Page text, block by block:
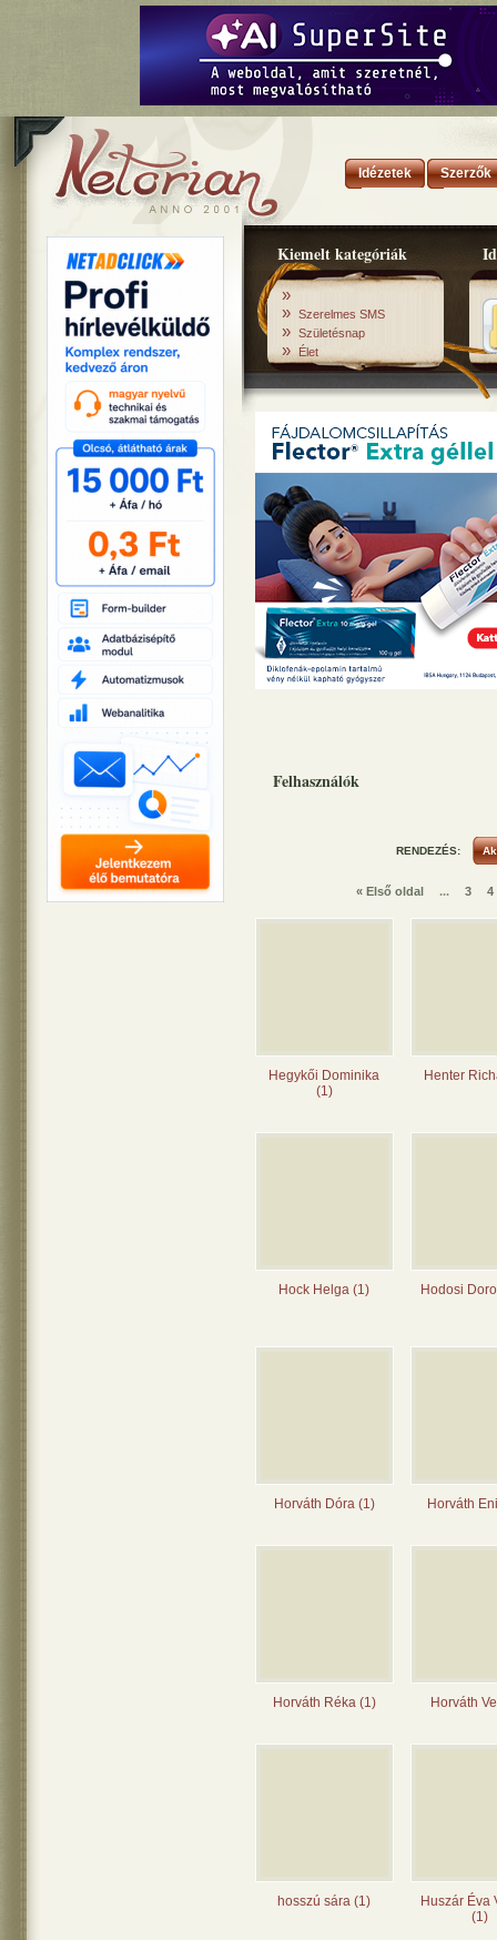
Idézetek Szerzők
Kiemelt kategóriák
»
» Szerelmes SMS
» Születésnap
» Élet
Felhasználók
RENDEZÉS:
« Első oldal ... 3 4
Hegykői Dominika
(1)
Henter
Hock Helga (1) Hodosi
Horváth Dóra (1) Horváth
Horváth Réka (1) Horváth
hosszú sára (1)
Huszár Éva
(1)